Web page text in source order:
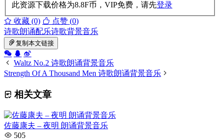
此资源下载价格为8.8F币，VIP免费，请先登录
收藏 (0)
点赞 (0)
诗歌朗诵配乐诗歌背景音乐
复制本文链接
Waltz No.2 诗歌朗诵背景音乐
Strength Of A Thousand Men 诗歌朗诵背景音乐
相关文章
佐藤康夫 – 夜明 朗诵背景音乐
505